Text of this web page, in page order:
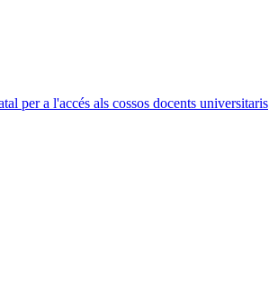
per a l'accés als cossos docents universitaris